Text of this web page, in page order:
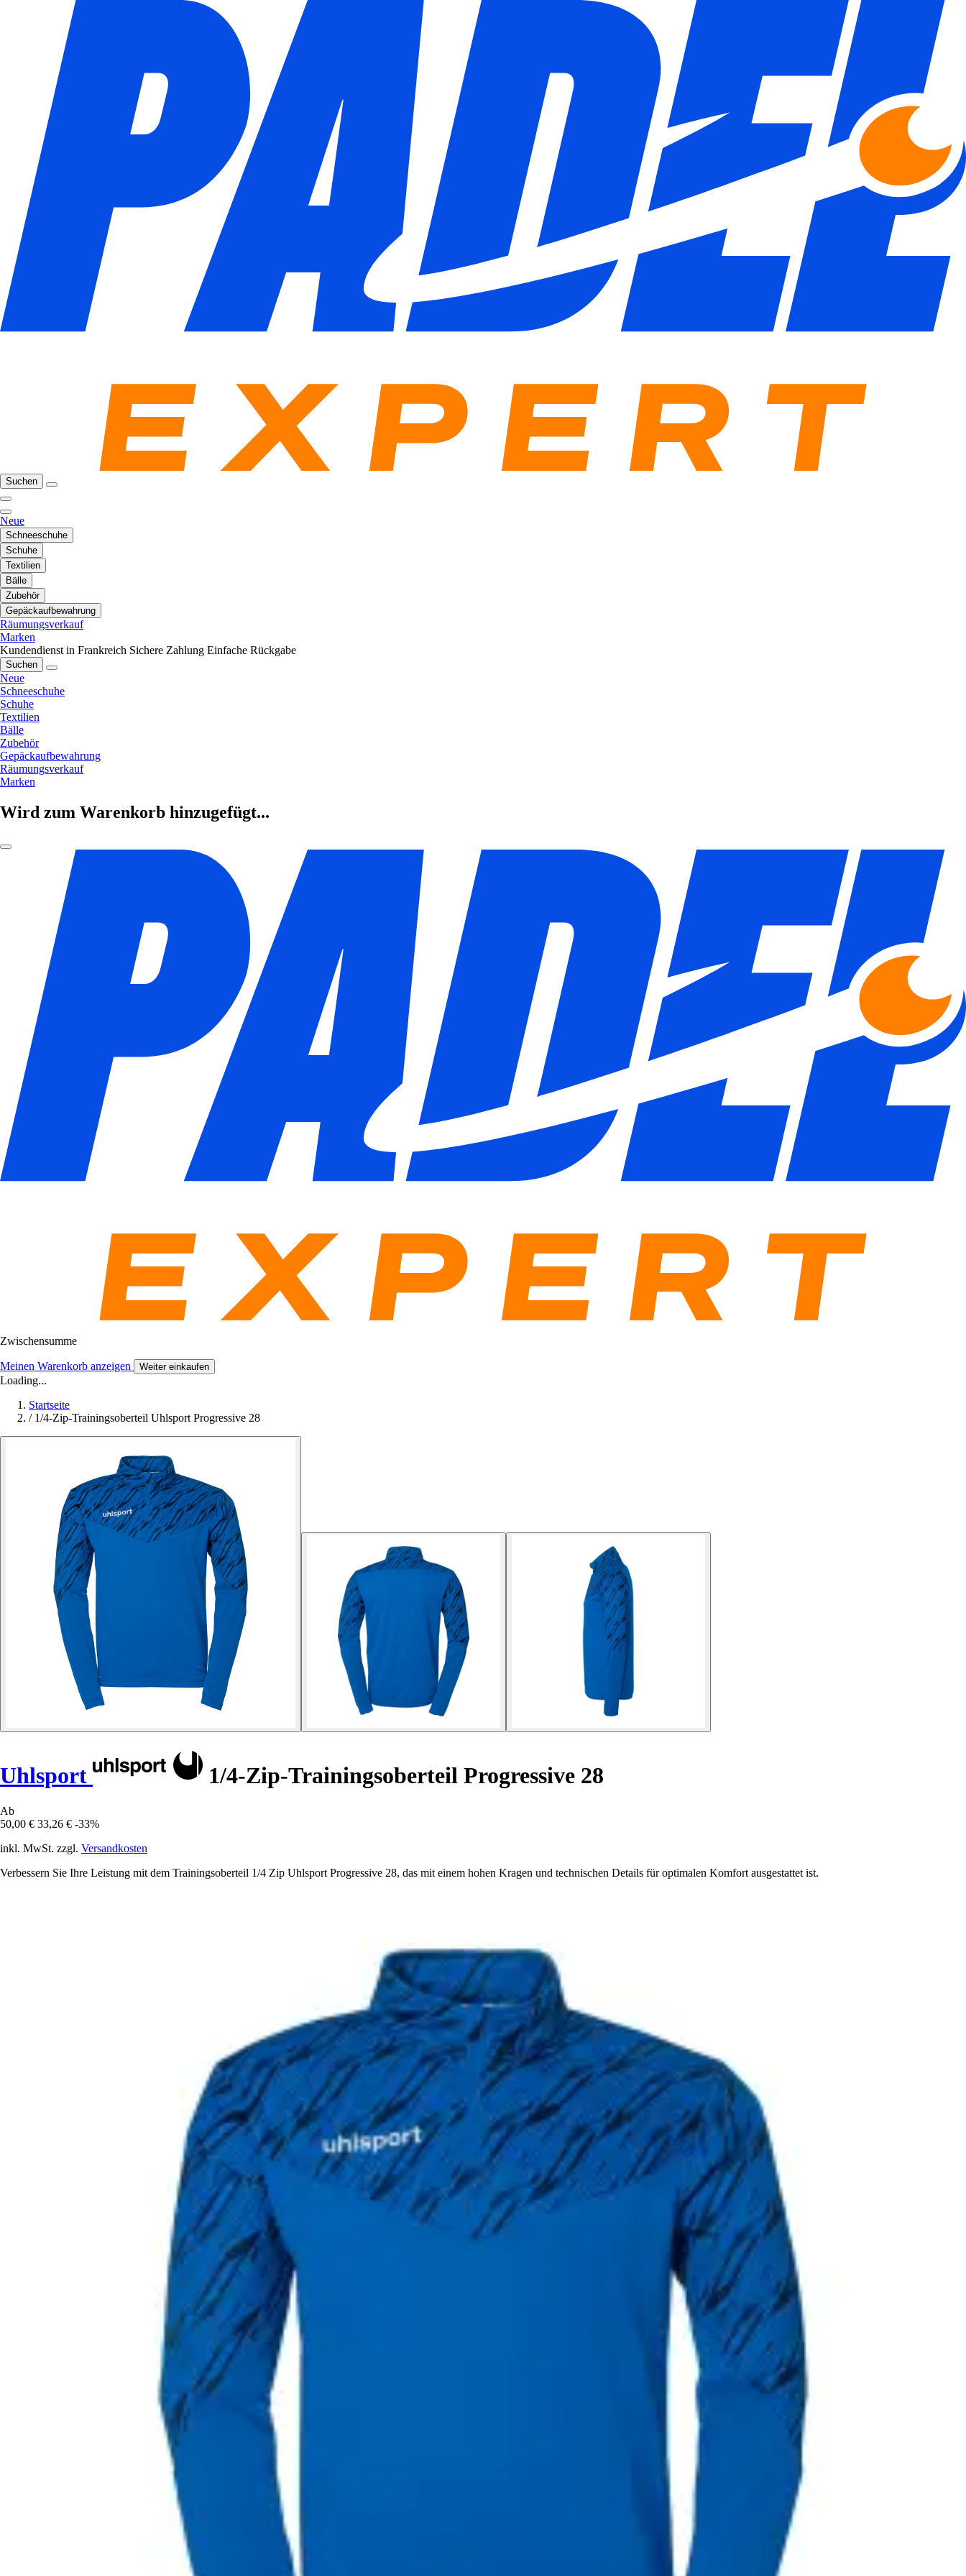
Suchen
Neue
Schneeschuhe
Schuhe
Textilien
Bälle
Zubehör
Gepäckaufbewahrung
Räumungsverkauf
Marken
Kundendienst in Frankreich Sichere Zahlung Einfache Rückgabe
Suchen
Neue
Schneeschuhe
Schuhe
Textilien
Bälle
Zubehör
Gepäckaufbewahrung
Räumungsverkauf
Marken
Wird zum Warenkorb hinzugefügt...
Zwischensumme
Meinen Warenkorb anzeigen Weiter einkaufen
Loading...
Startseite
/ 1/4-Zip-Trainingsoberteil Uhlsport Progressive 28
Uhlsport 1/4-Zip-Trainingsoberteil Progressive 28
Ab
50,00 € 33,26 € -33%
inkl. MwSt. zzgl. Versandkosten
Verbessern Sie Ihre Leistung mit dem Trainingsoberteil 1/4 Zip Uhlsport Progressive 28, das mit einem hohen Kragen und technischen Details für optimalen Komfort ausgestattet ist.